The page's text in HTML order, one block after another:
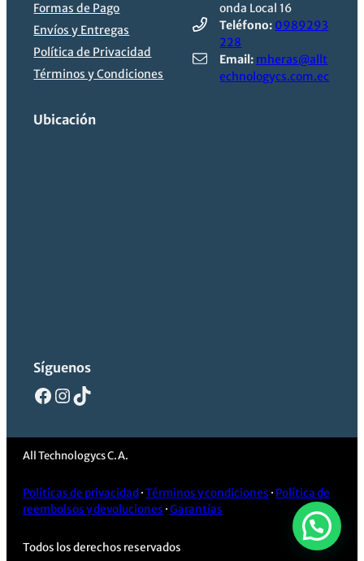
Formas de Pago
Envíos y Entregas
Política de Privacidad
Términos y Condiciones
onda Local 16
Teléfono: 0989293
228
Email: mheras@allt
echnologycs.com.ec
Ubicación
Síguenos
Facebook
Instagram
TikTok
All Technologycs C.A.
Políticas de privacidad ·Términos y condiciones · Política de
reembolsos y devoluciones ·Garantías
Todos los derechos reservados